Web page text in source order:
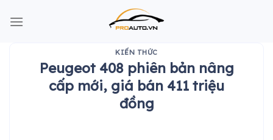
KIẾN THỨC
Peugeot 408 phiên bản nâng
cấp mới, giá bán 411 triệu
đồng